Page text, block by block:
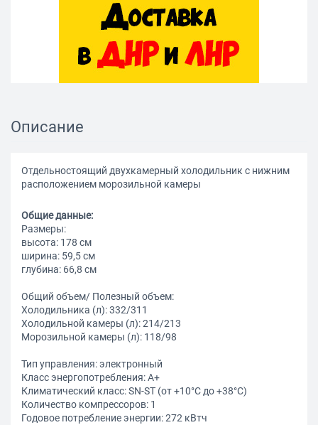
Описание
Отдельностоящий двухкамерный холодильник с нижним
расположением морозильной камеры
Общие данные:
Размеры:
высота: 178 см
ширина: 59,5 см
глубина: 66,8 см
Общий объем/ Полезный объем:
Холодильника (л): 332/311
Холодильной камеры (л): 214/213
Морозильной камеры (л): 118/98
Тип управления: электронный
Класс энергопотребления: A+
Климатический класс: SN-ST (от +10°С до +38°С)
Количество компрессоров: 1
Годовое потребление энергии: 272 кВтч